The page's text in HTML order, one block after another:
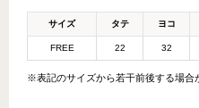
サイズ タテ ヨコ
FREE 22 32
※表記のサイズから若干前後する場合